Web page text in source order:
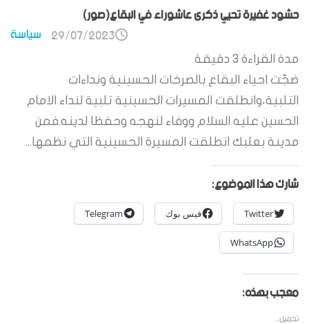
حشود غفيرة تحيي ذكرى عاشوراء في البقاع(صور)
سياسة 29/07/2023
مدة القراءة 3 دقيقة
ضجّت احياء البقاع بالصرخات الحسينية ونداءات
التلبية،وانطلقت المسيرات الحسينية تلبية لنداء الامام
الحسين عليه السلام ووفاء لنهجه وحفظا لدينه.فمن
مدينة بعلبك انطلقت المسيرة الحسينية التي نظمها...
شارك هذا الموضوع:
Twitter فيس بوك Telegram
WhatsApp
معجب بهذه:
تحميل...